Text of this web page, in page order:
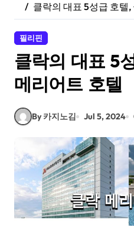
클락의 대표 5성급 호텔
필리핀
클락의 대표 5
메리어트 호텔
By 카지노김 Jul 5, 2024